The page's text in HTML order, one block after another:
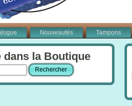
Nouveautés Tampons
dans la Boutique